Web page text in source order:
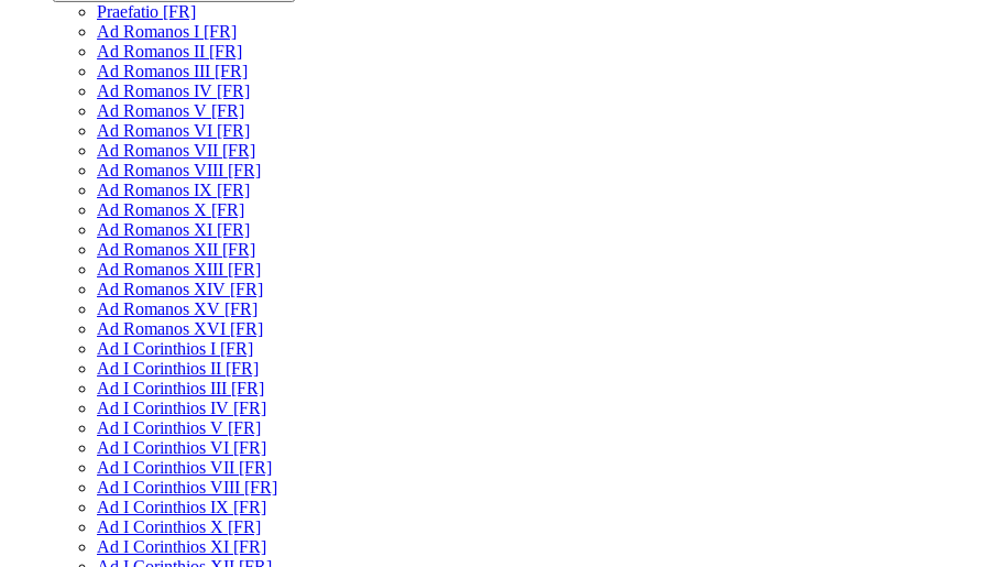
Praefatio [FR]
Ad Romanos I [FR]
Ad Romanos II [FR]
Ad Romanos III [FR]
Ad Romanos IV [FR]
Ad Romanos V [FR]
Ad Romanos VI [FR]
Ad Romanos VII [FR]
Ad Romanos VIII [FR]
Ad Romanos IX [FR]
Ad Romanos X [FR]
Ad Romanos XI [FR]
Ad Romanos XII [FR]
Ad Romanos XIII [FR]
Ad Romanos XIV [FR]
Ad Romanos XV [FR]
Ad Romanos XVI [FR]
Ad I Corinthios I [FR]
Ad I Corinthios II [FR]
Ad I Corinthios III [FR]
Ad I Corinthios IV [FR]
Ad I Corinthios V [FR]
Ad I Corinthios VI [FR]
Ad I Corinthios VII [FR]
Ad I Corinthios VIII [FR]
Ad I Corinthios IX [FR]
Ad I Corinthios X [FR]
Ad I Corinthios XI [FR]